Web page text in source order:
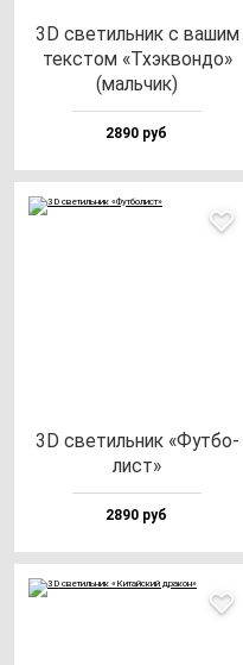
3D све­тиль­ник с ва­шим
тек­стом «Тхэк­вон­до»
(маль­чик)
2890 руб
3D све­тиль­ник «Фут­бо­
лист»
2890 руб